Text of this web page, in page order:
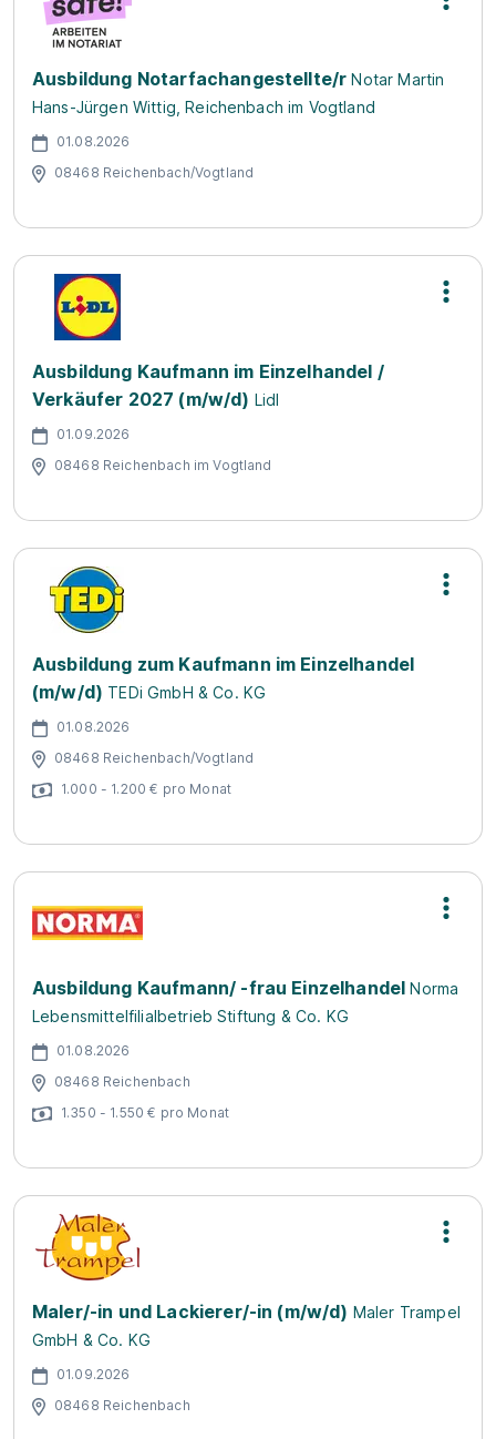
Ausbildung Notarfachangestellte/r Notar Martin
Hans-Jürgen Wittig, Reichenbach im Vogtland
01.08.2026
08468 Reichenbach/Vogtland
Ausbildung Kaufmann im Einzelhandel /
Verkäufer 2027 (m/w/d) Lidl
01.09.2026
08468 Reichenbach im Vogtland
Ausbildung zum Kaufmann im Einzelhandel
(m/w/d) TEDi GmbH & Co. KG
01.08.2026
08468 Reichenbach/Vogtland
1.000 - 1.200 € pro Monat
Ausbildung Kaufmann/ -frau Einzelhandel Norma
Lebensmittelfilialbetrieb Stiftung & Co. KG
01.08.2026
08468 Reichenbach
1.350 - 1.550 € pro Monat
Maler/-in und Lackierer/-in (m/w/d) Maler Trampel
GmbH & Co. KG
01.09.2026
08468 Reichenbach